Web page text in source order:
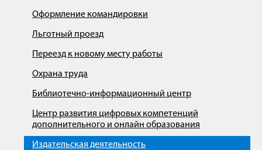
Оформление командировки
Льготный проезд
Переезд к новому месту работы
Охрана труда
Библиотечно-информационный центр
Центр развития цифровых компетенций
дополнительного и онлайн образования
Издательская деятельность